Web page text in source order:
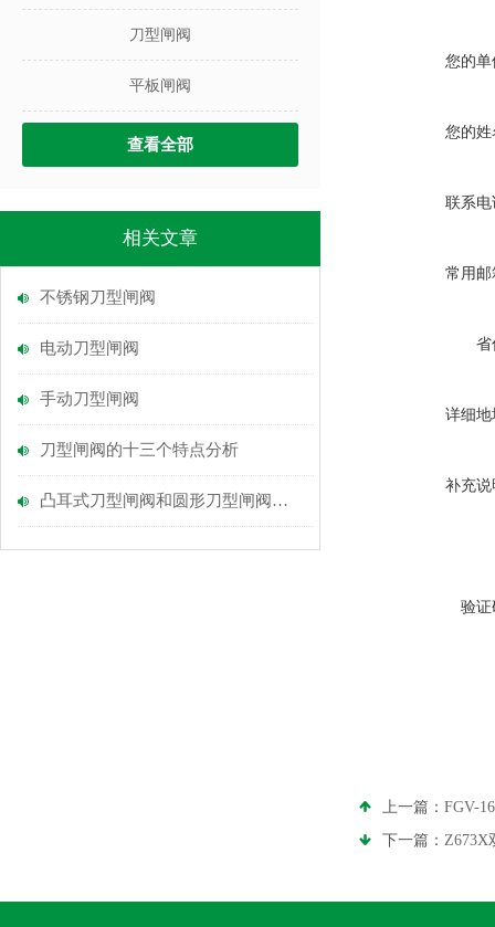
刀型闸阀
平板闸阀
查看全部
相关文章
不锈钢刀型闸阀
电动刀型闸阀
手动刀型闸阀
刀型闸阀的十三个特点分析
凸耳式刀型闸阀和圆形刀型闸阀的区别
您的单
您的姓
联系电
常用邮
省
详细地
补充说
验证
上一篇： FGV-
下一篇： Z673X